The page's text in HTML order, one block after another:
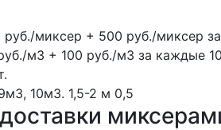
миксер + 500 руб./миксер
м3 + 100 руб./м3 за каждые
10м3. 1,5-2 м 0,5